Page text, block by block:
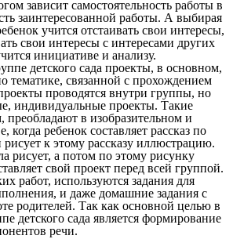
зависит самостоятельность работы в
заинтересованной работы. А выбирая
учится отстаивать свои интересы,
свои интересы с интересами других
инициативе и анализу.
детского сада проекты, в основном,
тематике, связанной с прохождением
проводятся внутри группы, но
индивидуальные проекты. Такие
преобладают в изобразительном и
когда ребенок составляет рассказ по
к этому рассказу иллюстрацию.
рисует, а потом по этому рисунку
свой проект перед всей группой.
работ, используются задания для
и даже домашние задания с
родителей. Так как основной целью в
детского сада является формирование
речи.